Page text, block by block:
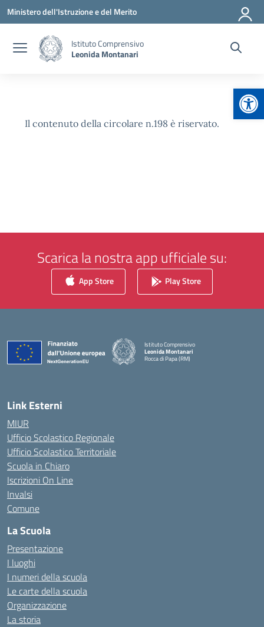
Vai ai contenuti
Vai al menu di navigazione
Vai al footer
Ministero dell'Istruzione e del Merito
Istituto Comprensivo
Leonida Montanari
Il contenuto della circolare n.198 è riservato.
Scarica la nostra app ufficiale su:
App Store Play Store
Istituto Comprensivo
Leonida Montanari
Rocca di Papa (RM)
— Visita la pagina iniziale della scuola
Link Esterni
MIUR
Ufficio Scolastico Regionale
Ufficio Scolastico Territoriale
Scuola in Chiaro
Iscrizioni On Line
Invalsi
Comune
La Scuola
Presentazione
I luoghi
I numeri della scuola
Le carte della scuola
Organizzazione
La storia